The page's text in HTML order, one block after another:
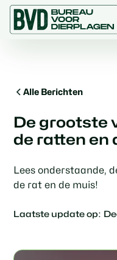
Alle Berichten
De grootste
de ratten en
Lees onderstaande,
de rat en de muis!
Laatste update op: